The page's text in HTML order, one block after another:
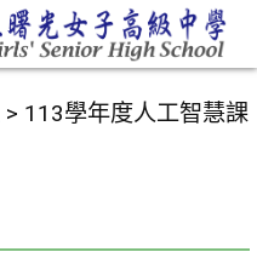
> 113學年度人工智慧課